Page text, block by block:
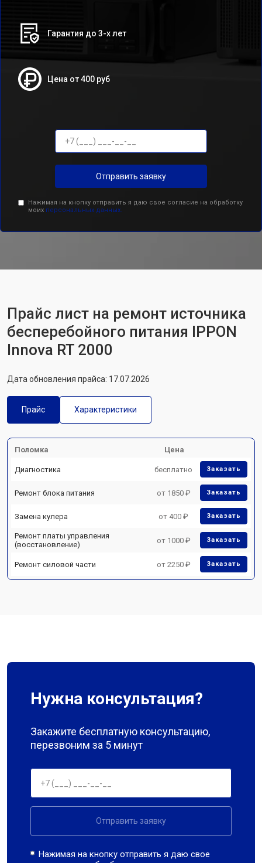
Гарантия до 3-х лет
Цена от 400 руб
Отправить заявку
Нажимая на кнопку отправить я даю свое согласие на обработку
моих персональных данных.
Прайс лист на ремонт источника
бесперебойного питания IPPON
Innova RT 2000
Дата обновления прайса: 17.07.2026
Прайс Характеристики
Поломка Цена
Диагностика бесплатно Заказать
Ремонт блока питания от 1850 ₽ Заказать
Замена кулера от 400 ₽ Заказать
Ремонт платы управления
(восстановление)
от 1000 ₽ Заказать
Ремонт силовой части от 2250 ₽ Заказать
Нужна консультация?
Закажите бесплатную консультацию,
перезвоним за 5 минут
Отправить заявку
Нажимая на кнопку отправить я даю свое